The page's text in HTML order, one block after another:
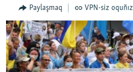
qaytmaq
MEDENİYET
İNSAN AQLARI
VİDEO
SÜRET
Paylaşmaq VPN-siz oquñız